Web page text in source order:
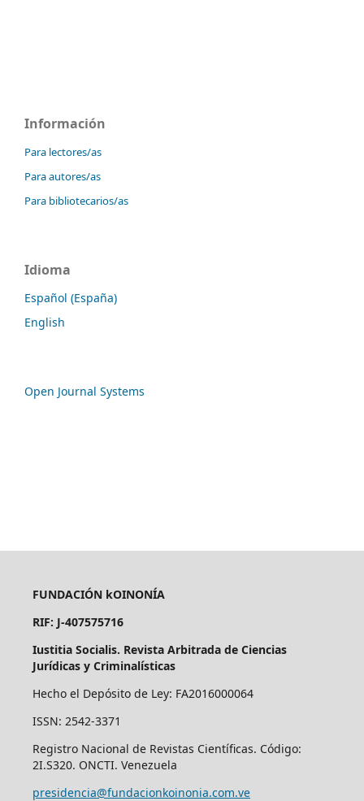
Información
Para lectores/as
Para autores/as
Para bibliotecarios/as
Idioma
Español (España)
English
Open Journal Systems
FUNDACIÓN kOINONÍA
RIF: J-407575716
Iustitia Socialis. Revista Arbitrada de Ciencias
Jurídicas y Criminalísticas
Hecho el Depósito de Ley: FA2016000064
ISSN: 2542-3371
Registro Nacional de Revistas Científicas. Código:
2I.S320. ONCTI. Venezuela
presidencia@fundacionkoinonia.com.ve